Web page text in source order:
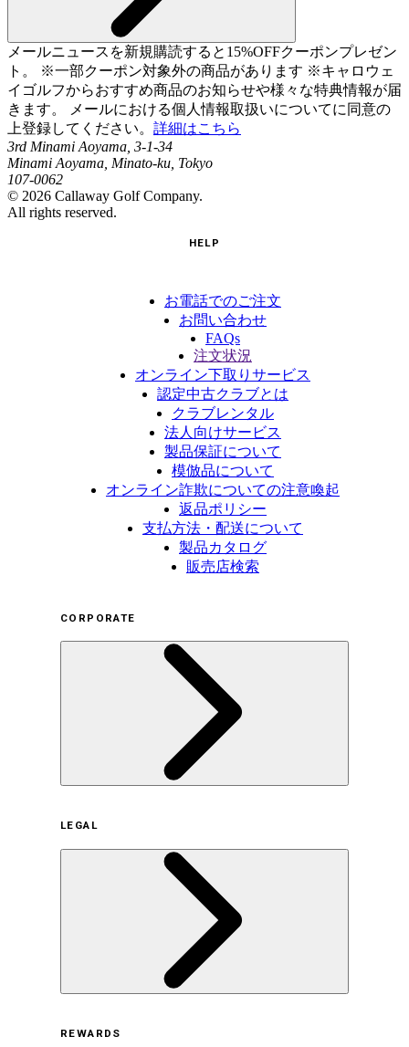
メールニュースを新規購読すると15%OFFクーポンプレゼン
ト。 ※一部クーポン対象外の商品があります ※キャロウェ
イゴルフからおすすめ商品のお知らせや様々な特典情報が届
きます。 メールにおける個人情報取扱いについてに同意の
上登録してください。 詳細はこちら
3rd Minami Aoyama, 3-1-34
Minami Aoyama, Minato-ku, Tokyo
107-0062
© 2026 Callaway Golf Company.
All rights reserved.
HELP
お電話でのご注文
お問い合わせ
FAQs
注文状況
オンライン下取りサービス
認定中古クラブとは
クラブレンタル
法人向けサービス
製品保証について
模倣品について
オンライン詐欺についての注意喚起
返品ポリシー
支払方法・配送について
製品カタログ
販売店検索
CORPORATE
サステナビリティの取り組み（日本）
サステナビリティの取り組み（米国/英語）
ヒストリー
採用情報
LEGAL
REWARDS